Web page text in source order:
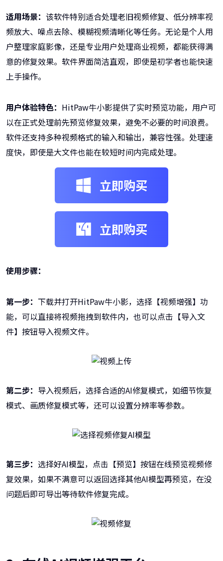
适用场景： 该软件特别适合处理老旧视频修复、低分辨率视
频放大、噪点去除、模糊视频清晰化等任务。无论是个人用
户整理家庭影像，还是专业用户处理商业视频，都能获得满
意的修复效果。软件界面简洁直观，即使是初学者也能快速
上手操作。
用户体验特色： HitPaw牛小影提供了实时预览功能，用户可
以在正式处理前先预览修复效果，避免不必要的时间浪费。
软件还支持多种视频格式的输入和输出，兼容性强。处理速
度快，即使是大文件也能在较短时间内完成处理。
立即购买
立即购买
使用步骤：
第一步： 下载并打开HitPaw牛小影，选择【视频增强】功
能，可以直接将视频拖拽到软件内，也可以点击【导入文
件】按钮导入视频文件。
第二步： 导入视频后，选择合适的AI修复模式，如细节恢复
模式、画质修复模式等，还可以设置分辨率等参数。
第三步： 选择好AI模型，点击【预览】按钮在线预览视频修
复效果，如果不满意可以返回选择其他AI模型再预览，在没
问题后即可导出等待软件修复完成。